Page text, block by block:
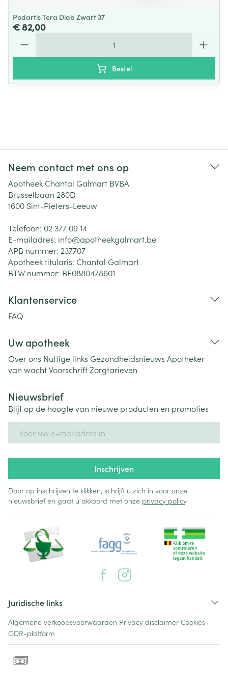
Podartis Tera Diab Zwart 37
€ 82,00
Bestel
Neem contact met ons op
Apotheek Chantal Galmart BVBA
Brusselbaan 280D
1600 Sint-Pieters-Leeuw
Telefoon: 02 377 09 14
E-mailadres: info@apotheekgalmart.be
APB nummer: 237707
Apotheek titularis: Chantal Galmart
BTW nummer: BE0880478601
Klantenservice
FAQ
Uw apotheek
Over ons Nuttige links Gezondheidsnieuws Apotheker
van wachtVoorschriftZorgtarieven
Nieuwsbrief
Blijf op de hoogte van nieuwe producten en promoties
Inschrijven
Door op inschrijven te klikken, schrijft u zich in voor onze
nieuwsbrief en gaat u akkoord met onze privacy policy.
Juridische links
Algemene verkoopsvoorwaarden Privacy disclaimer Cookies
ODR-platform